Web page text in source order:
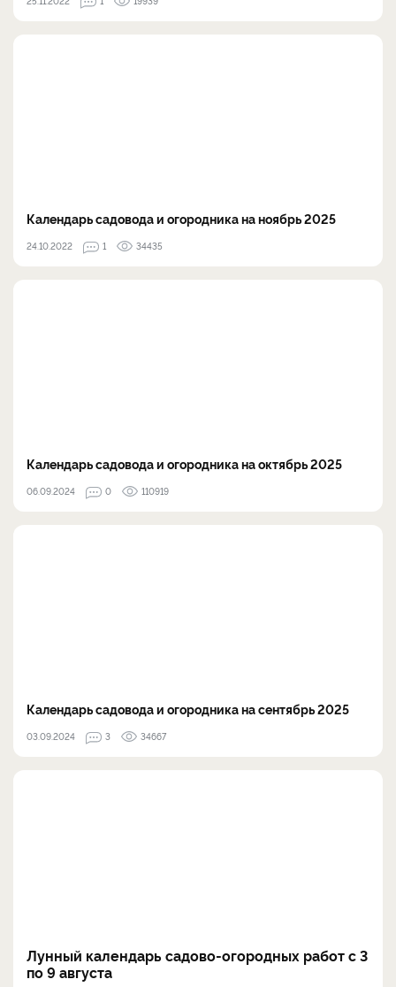
Календарь садовода и огородника на ноябрь 2025
24.10.2022 1 34435
Календарь садовода и огородника на октябрь 2025
06.09.2024 0 110919
Календарь садовода и огородника на сентябрь 2025
03.09.2024 3 34667
Лунный календарь садово-огородных работ с 3
по 9 августа